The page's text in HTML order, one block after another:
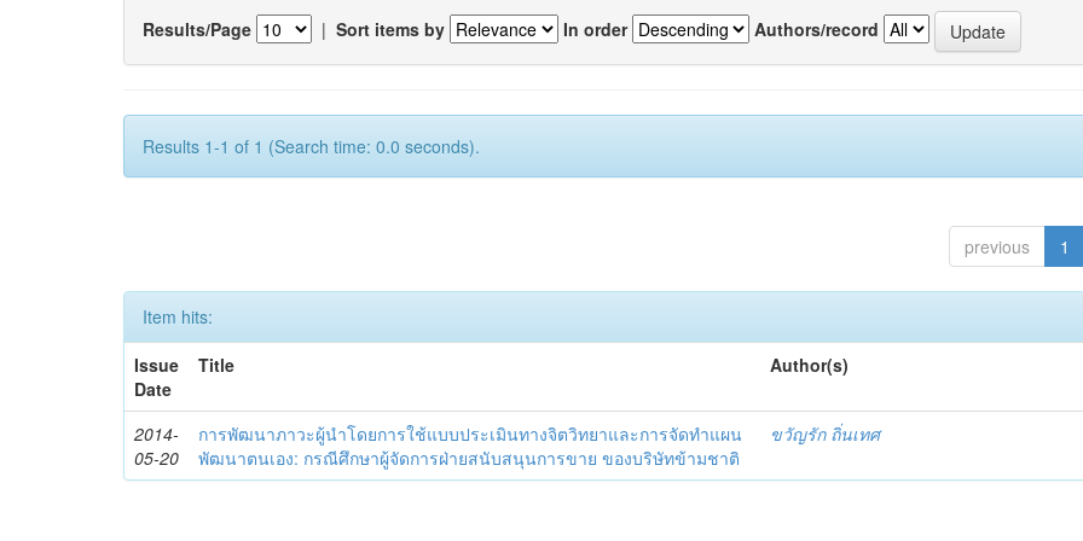
Results/Page | Sort items by In order Authors/record
Results 1-1 of 1 (Search time: 0.0 seconds).
previous 1
Item hits:
Issue
Date
Title Author(s)
2014-
05-20
การพัฒนาภาวะผู้นำโดยการใช้แบบประเมินทางจิตวิทยาและการจัดทำแผน
พัฒนาตนเอง: กรณีศึกษาผู้จัดการฝ่ายสนับสนุนการขาย ของบริษัทข้ามชาติ
ขวัญรัก ถิ่นเทศ